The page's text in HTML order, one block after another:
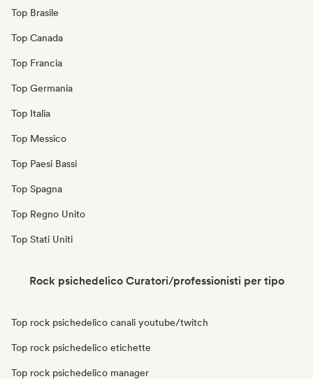
Top Brasile
Top Canada
Top Francia
Top Germania
Top Italia
Top Messico
Top Paesi Bassi
Top Spagna
Top Regno Unito
Top Stati Uniti
Rock psichedelico Curatori/professionisti per tipo
Top rock psichedelico canali youtube/twitch
Top rock psichedelico etichette
Top rock psichedelico manager